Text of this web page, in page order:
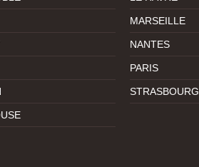
MARSEILLE
NANTES
PARIS
STRASBOURG